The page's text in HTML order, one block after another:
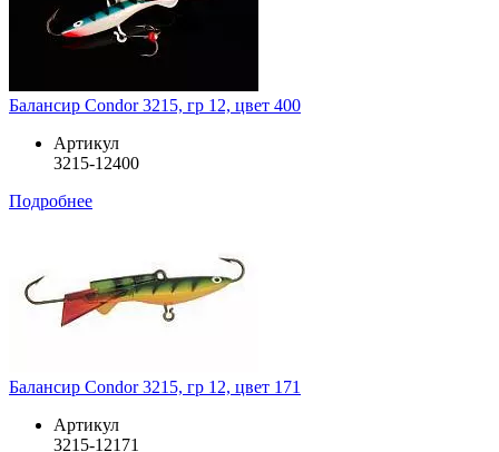
Балансир Condor 3215, гр 12, цвет 400
Артикул
3215-12400
Подробнее
Балансир Condor 3215, гр 12, цвет 171
Артикул
3215-12171